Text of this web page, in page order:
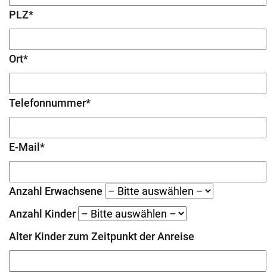
PLZ*
Ort*
Telefonnummer*
E-Mail*
Anzahl Erwachsene
Anzahl Kinder
Alter Kinder zum Zeitpunkt der Anreise